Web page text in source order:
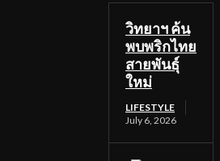
วิทยาฯ ค้น
พบพริกไทย
สายพันธุ์
ใหม่
LIFESTYLE
July 6, 2026